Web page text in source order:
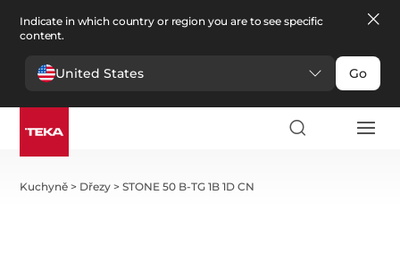
Indicate in which country or region you are to see specific
content.
United States Go
Kuchyně > Dřezy >STONE 50 B-TG 1B 1D CN